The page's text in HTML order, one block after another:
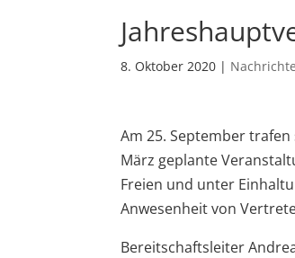
8. Oktober 2020 |
Am 25. September
März geplante
Freien und unter
Anwesenheit von
Bereitschaftsleiter